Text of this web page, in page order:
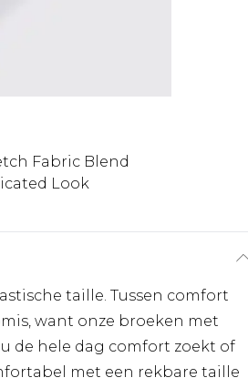
Fabric Blend
Look
taille. Tussen comfort
want onze broeken met
de hele dag comfort zoekt of
met een rekbare taille